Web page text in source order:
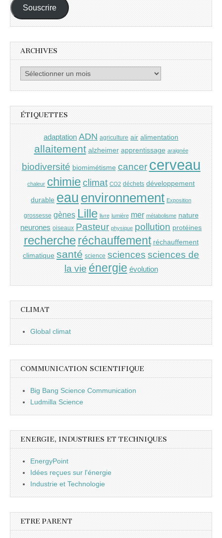
Souscrire
ARCHIVES
Archives
ÉTIQUETTES
adaptation ADN agriculture air alimentation
allaitement alzheimer apprentissage araignée
biodiversité biomimétisme cancer cerveau
chaleur chimieclimat CO2 déchets développement
durable eau environnement Exposition
grossesse gènes Lille livre lumière mer métabolisme nature
neurones oiseaux Pasteur physique pollution protéines
recherche réchauffement réchauffement
climatique santé science sciences sciences de
la vie énergie évolution
CLIMAT
Global climat
COMMUNICATION SCIENTIFIQUE
Big Bang Science Communication
Ludmilla Science
ENERGIE, INDUSTRIES ET TECHNIQUES
EnergyPoint
Idées reçues sur l'énergie
Industrie et Technologie
ETRE PARENT